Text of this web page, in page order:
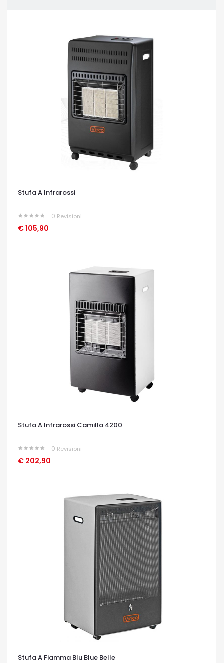
Stufa A Infrarossi
0 Revisioni
€ 105,90
OCCHIATA VELOCE
Stufa A Infrarossi Camilla 4200
0 Revisioni
€ 202,90
OCCHIATA VELOCE
Stufa A Fiamma Blu Blue Belle